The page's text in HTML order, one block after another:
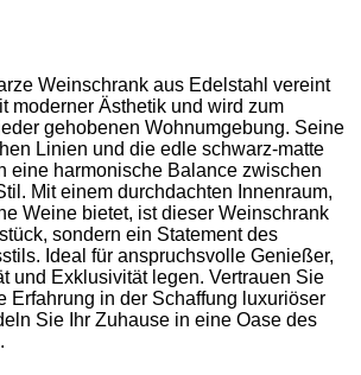
Weinschrank aus Edelstahl vereint
moderner Ästhetik und wird zum
gehobenen Wohnumgebung. Seine
Linien und die edle schwarz-matte
eine harmonische Balance zwischen
Mit einem durchdachten Innenraum,
Weine bietet, ist dieser Weinschrank
sondern ein Statement des
Ideal für anspruchsvolle Genießer,
und Exklusivität legen. Vertrauen Sie
Erfahrung in der Schaffung luxuriöser
Sie Ihr Zuhause in eine Oase des